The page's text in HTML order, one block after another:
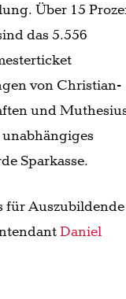
Über 15
das 5.556
von Christian-
und
Sparkasse.
für Auszubildende
Daniel